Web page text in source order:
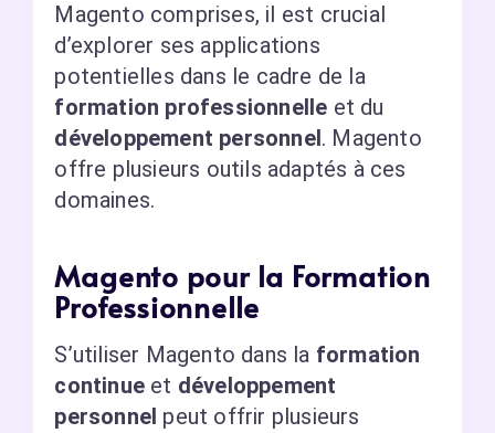
Magento comprises, il est crucial
d’explorer ses applications
potentielles dans le cadre de la
formation professionnelle et du
développement personnel . Magento
offre plusieurs outils adaptés à ces
domaines.
Magento pour la Formation
Professionnelle
S’utiliser Magento dans la formation
continue et développement
personnel peut offrir plusieurs